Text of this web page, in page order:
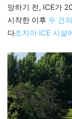
망하기 전, ICE가
시작한 이후 두 건의
다조지아 ICE 시설